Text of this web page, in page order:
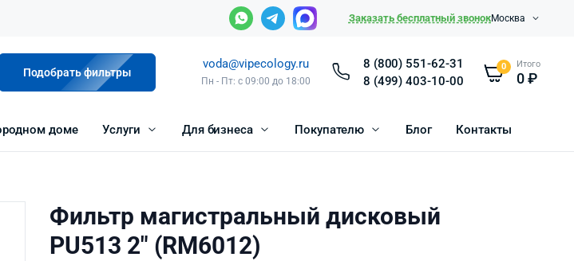
Заказать бесплатный звонокМосква
Подобрать фильтры
voda@vipecology.ru
Пн - Пт: с 09:00 до 18:00
8 (800) 551-62-31
8 (499) 403-10-00
0 Итого
0₽
доме Услуги Для бизнеса Покупателю Блог Контакты
Фильтр магистральный дисковый
PU513 2″ (RM6012)